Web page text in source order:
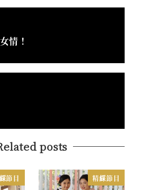
情！
posts
節目 精綵節目